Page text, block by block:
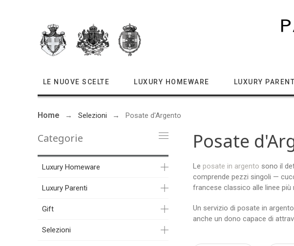
LE NUOVE SCELTE LUXURY HOMEWARE LUXURY PARENTI
Home Selezioni Posate d'Argento
Categorie
Luxury Homeware
Luxury Parenti
Gift
Selezioni
Posate
Le posate in argento sono il
comprende pezzi singoli —
francese classico alle linee
Un servizio di posate in
anche un dono capace di